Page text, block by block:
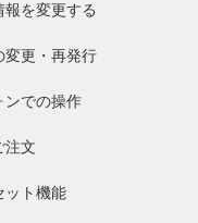
報を変更する
変更・再発行
ンでの操作
注文
ット機能